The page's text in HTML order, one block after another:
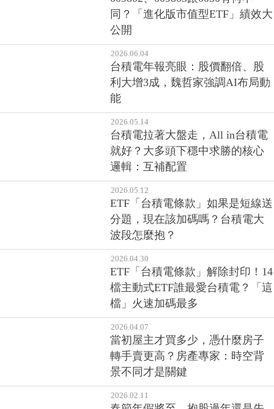
2026.06.04
009802、009803跟0050有何不
同？「進化版市值型ETF」績效大
公開
2026.06.04
台積電年報亮眼：股價翻倍、股
利大增3成，魏哲家強調AI布局動
能
2026.05.14
台積電拉著大盤走，All in台積電
就好？大多頭下穩中求勝的核心
邏輯：互補配置
2026.05.12
分題，現在該加碼嗎？台積電大
波段怎麼抱？
2026.04.30
ETF「台積電條款」解除封印！14
檔主動式ETF誰最愛台積電？「這
檔」火速加碼最多
2026.04.07
當初屋主才買多少，憑什麼房子